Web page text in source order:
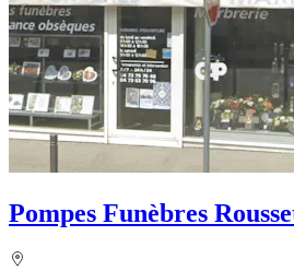
Pompes Funèbres